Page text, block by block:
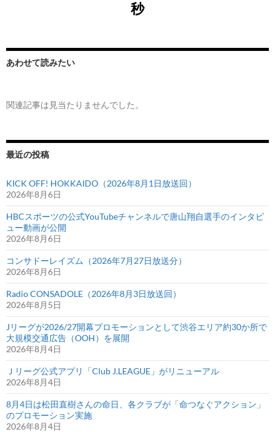
秒
あわせて読みたい
関連記事は見当たりませんでした。
最近の投稿
KICK OFF! HOKKAIDO（2026年8月1日放送回）
2026年8月6日
HBCスポーツの公式YouTubeチャンネルで唐山翔自選手のインタビ
ュー動画が公開
2026年8月6日
コンサドーレイズム（2026年7月27日放送分）
2026年8月6日
Radio CONSADOLE（2026年8月3日放送回）
2026年8月5日
Jリーグが2026/27開幕プロモーションとして渋谷エリア約30か所で
大規模交通広告（OOH）を展開
2026年8月4日
Ｊリーグ公式アプリ「Club J.LEAGUE」がリニューアル
2026年8月4日
8月4日は松田直樹さんの命日、各クラブが「命つなぐアクション」
のプロモーション実施
2026年8月4日